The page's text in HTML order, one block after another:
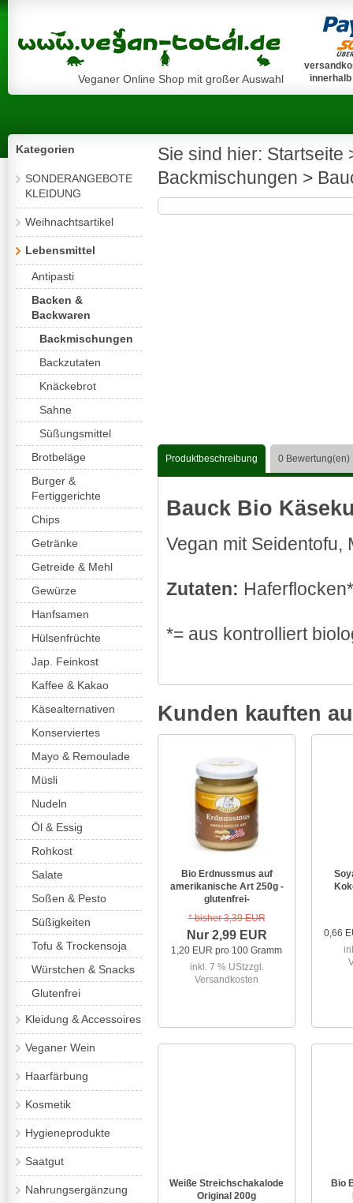
Veganer Online Shop mit großer Auswahl
Kategorien
SONDERANGEBOTE
KLEIDUNG
Weihnachtsartikel
Lebensmittel
Antipasti
Backen &
Backwaren
Backmischungen
Backzutaten
Knäckebrot
Sahne
Süßungsmittel
Brotbeläge
Burger &
Fertiggerichte
Chips
Getränke
Getreide & Mehl
Gewürze
Hanfsamen
Hülsenfrüchte
Jap. Feinkost
Kaffee & Kakao
Käsealternativen
Konserviertes
Mayo & Remoulade
Müsli
Nudeln
Öl & Essig
Rohkost
Salate
Soßen & Pesto
Süßigkeiten
Tofu & Trockensoja
Würstchen & Snacks
Glutenfrei
Kleidung & Accessoires
Veganer Wein
Haarfärbung
Kosmetik
Hygieneprodukte
Saatgut
Nahrungsergänzung
Sie sind hier: Startseite
Backmischungen >
Produktbeschreibung 0 Bewertung(en)
Bauck Bio
Vegan mit Seidentofu,
Zutaten:
*= aus kontrolliert
Kunden kauften
Bio Erdnussmus auf
amerikanische Art 250g -
glutenfrei-
* bisher 3,39 EUR
Nur 2,99 EUR
1,20 EUR pro 100 Gramm
inkl. 7 % UStzzgl.
Versandkosten
0,66
Weiße Streichschakalode
Original 200g
Bio